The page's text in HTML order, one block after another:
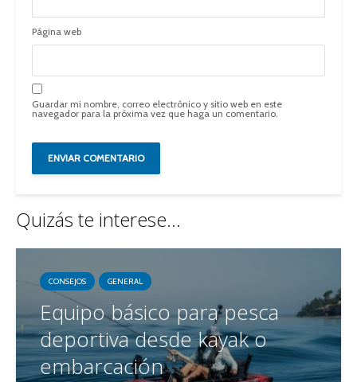
Página web
Guardar mi nombre, correo electrónico y sitio web en este
navegador para la próxima vez que haga un comentario.
Quizás te interese...
CONSEJOS GENERAL
Equipo básico para pesca
deportiva desde kayak o
embarcación